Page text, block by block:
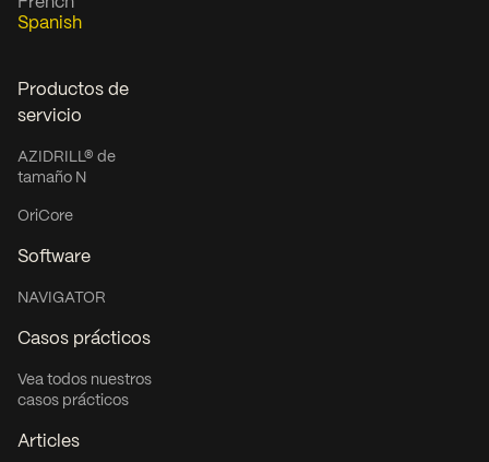
Spanish
Productos de
servicio
AZIDRILL® de
tamaño N
OriCore
Software
NAVIGATOR
Casos prácticos
Vea todos nuestros
casos prácticos
Articles